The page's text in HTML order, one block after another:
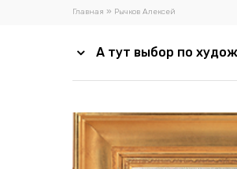
Главная » Рычков Алексей
А тут выбор по